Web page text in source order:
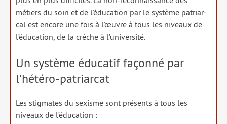
métiers du soin et de l’éducation par le sys­tème patriar­
cal est encore une fois à l’œuvre à tous les niveaux de
l’éducation, de la crèche à l’université.
Un système éducatif façonné par
l’hétéro-patriarcat
Les stig­mates du sexisme sont pré­sents à tous les
niveaux de l’éducation :